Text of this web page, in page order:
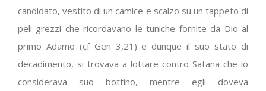
candidato, vestito di un camice e scalzo su un tappeto di
peli grezzi che ricordavano le tuniche fornite da Dio al
primo Adamo (cf Gen 3,21) e dunque il suo stato di
decadimento, si trovava a lottare contro Satana che lo
considerava suo bottino, mentre egli doveva